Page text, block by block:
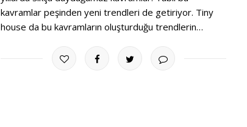
kavramlar peşinden yeni trendleri de getiriyor. Tiny
house da bu kavramların oluşturduğu trendlerin…